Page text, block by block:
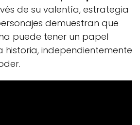
de su valentía, estrategia
demuestran que
puede tener un papel
historia, independientemente